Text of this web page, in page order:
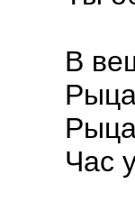
В
Час